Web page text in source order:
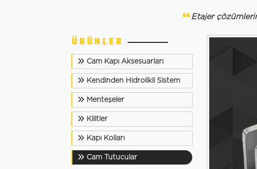
Etajer
ÜRÜNLER
Cam Kapı Aksesuarları
Kendinden Hidrolikli Sistem
Menteşeler
Kilitler
Kapı Kolları
Cam Tutucular